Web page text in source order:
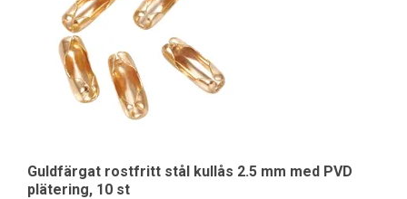
Guldfärgat rostfritt stål kullås 2.5 mm med PVD
plätering, 10 st